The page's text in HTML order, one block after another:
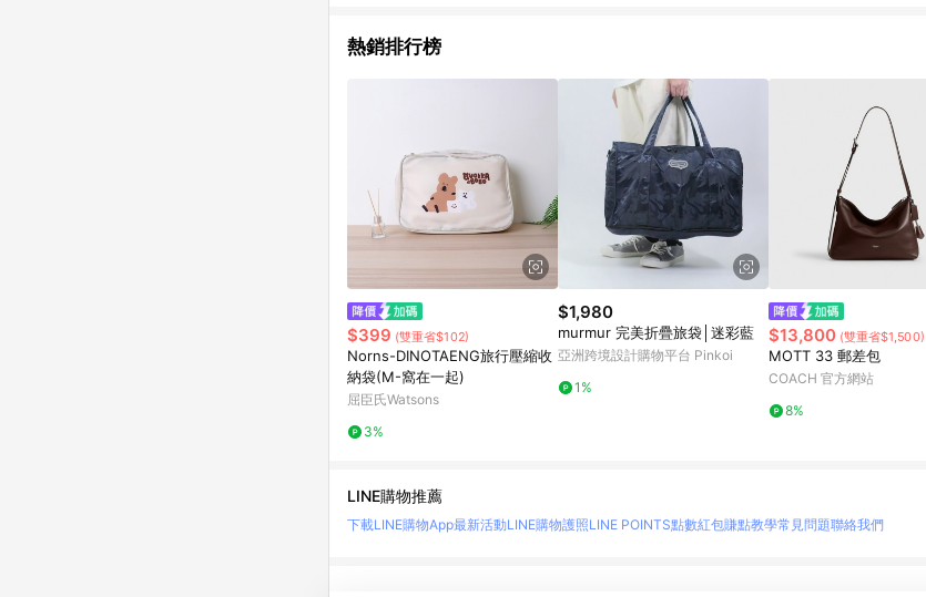
熱銷排行榜
$399 (雙重省$102)
Norns-DINOTAENG旅行壓縮收
納袋(M-窩在一起)
屈臣氏Watsons
3%
$1,980
murmur 完美折疊旅袋│迷彩藍
亞洲跨境設計購物平台 Pinkoi
1%
$13,800 (雙重省$1,500)
MOTT 33 郵差包
COACH 官方網站
8%
LINE購物推薦
下載LINE購物App最新活動LINE購物護照LINE POINTS點數紅包賺點教學常見問題聯絡我們